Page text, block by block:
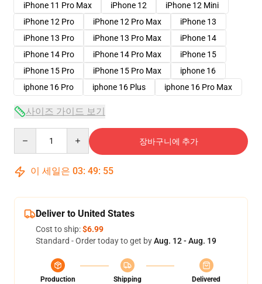
iPhone 11 Pro Max
iPhone 12
iPhone 12 Mini
iPhone 12 Pro
iPhone 12 Pro Max
iPhone 13
iPhone 13 Pro
iPhone 13 Pro Max
iPhone 14
iPhone 14 Pro
iPhone 14 Pro Max
iPhone 15
iPhone 15 Pro
iPhone 15 Pro Max
iphone 16
iphone 16 Pro
iphone 16 Plus iphone 16 Pro Max
사이즈 가이드 보기
장바구니에 추가
이 세일은 03: 49: 54
Deliver to United States
Cost to ship:$6.99
Standard - Order today to get byAug. 12 - Aug. 19
Production
Shipping
Delivered